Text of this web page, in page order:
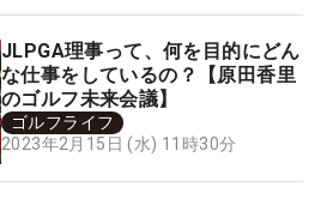
JLPGA理事って、何を目的にどん
な仕事をしているの？【原田香里
のゴルフ未来会議】
ゴルフライフ
2023年2月15日 (水) 11時30分